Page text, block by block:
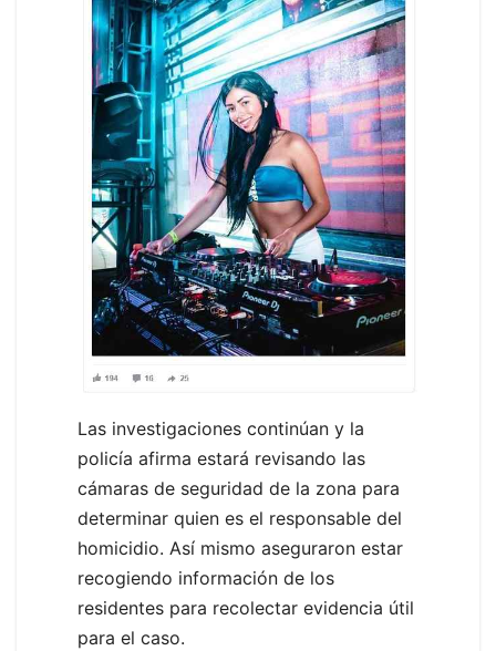
Las investigaciones continúan y la
policía afirma estará revisando las
cámaras de seguridad de la zona para
determinar quien es el responsable del
homicidio. Así mismo aseguraron estar
recogiendo información de los
residentes para recolectar evidencia útil
para el caso.